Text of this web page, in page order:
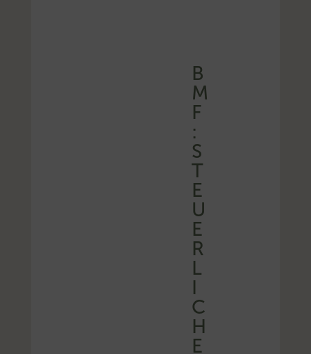
B
M
F
:
S
T
E
U
E
R
L
I
C
H
E